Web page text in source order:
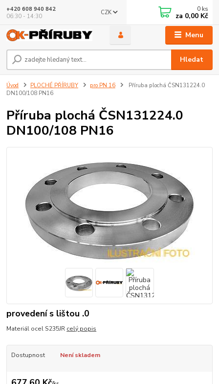
Menu
CZK
Hledat
+420 608 940 842
06:30 - 14:30
0 ks
za 0,00 Kč
Úvod PLOCHÉ PŘÍRUBY pro PN 16
Příruba plochá ČSN131224.0
DN100/108 PN16
Příruba plochá ČSN131224.0
DN100/108 PN16
provedení s lištou .0
Materiál ocel S235JR celý popis
Dostupnost Není skladem